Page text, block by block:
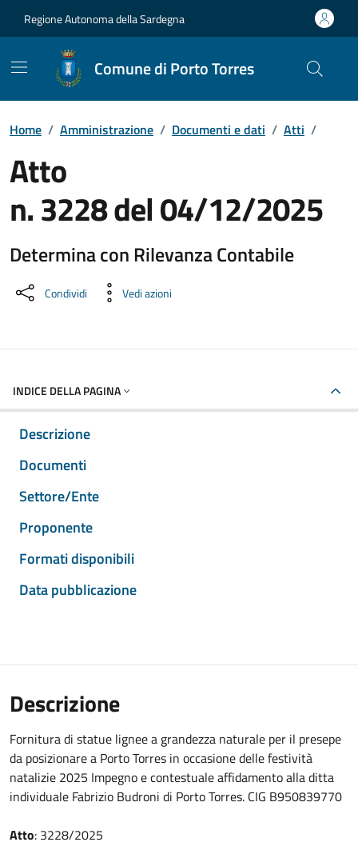
Regione Autonoma della Sardegna
Comune di Porto Torres
Home / Amministrazione / Documenti e dati / Atti /
Atto
n. 3228 del 04/12/2025
Determina con Rilevanza Contabile
Dettaglio del documento
Condividi Vedi azioni
INDICE DELLA PAGINA
Descrizione
Documenti
Settore/Ente
Proponente
Formati disponibili
Data pubblicazione
Descrizione
Fornitura di statue lignee a grandezza naturale per il presepe
da posizionare a Porto Torres in occasione delle festività
natalizie 2025 Impegno e contestuale affidamento alla ditta
individuale Fabrizio Budroni di Porto Torres. CIG B950839770
Atto: 3228/2025